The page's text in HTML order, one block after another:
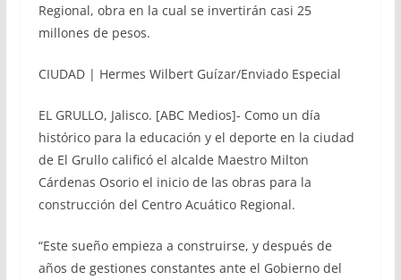
Regional, obra en la cual se invertirán casi 25
millones de pesos.
CIUDAD | Hermes Wilbert Guízar/Enviado Especial
EL GRULLO, Jalisco. [ABC Medios]- Como un día
histórico para la educación y el deporte en la ciudad
de El Grullo calificó el alcalde Maestro Milton
Cárdenas Osorio el inicio de las obras para la
construcción del Centro Acuático Regional.
“Este sueño empieza a construirse, y después de
años de gestiones constantes ante el Gobierno del